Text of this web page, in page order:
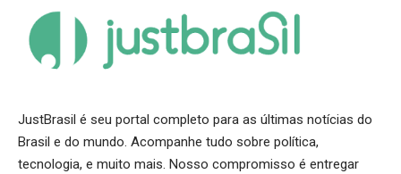
JustBrasil é seu portal completo para as últimas notícias do
Brasil e do mundo. Acompanhe tudo sobre política,
tecnologia, e muito mais. Nosso compromisso é entregar